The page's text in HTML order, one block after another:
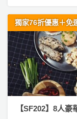
聚
會
及
拍
拖
餐
廳
獨家76折優惠＋免
【SF202】8人